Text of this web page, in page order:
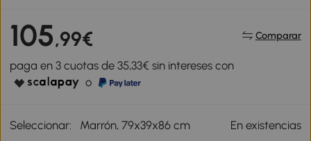
105,99€ Comparar
paga en 3 cuotas de 35,33€ sin intereses con
o
Seleccionar: Marrón, 79x39x86 cm En existencias